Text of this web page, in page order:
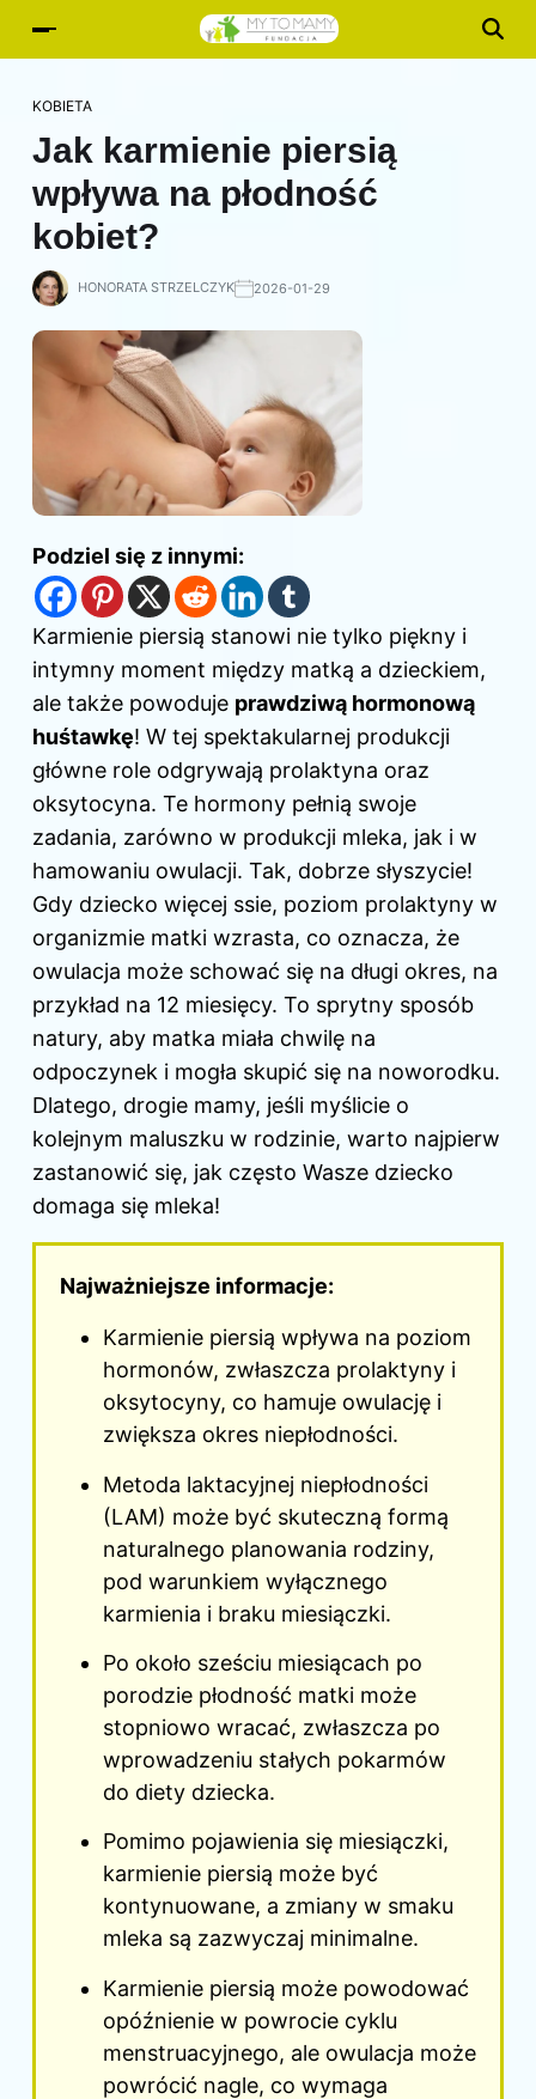
KOBIETA
Jak karmienie piersią
wpływa na płodność
kobiet?
HONORATA STRZELCZYK 2026-01-29
Podziel się z innymi:
Karmienie piersią stanowi nie tylko piękny i
intymny moment między matką a dzieckiem,
ale także powoduje prawdziwą hormonową
huśtawkę! W tej spektakularnej produkcji
główne role odgrywają prolaktyna oraz
oksytocyna. Te hormony pełnią swoje
zadania, zarówno w produkcji mleka, jak i w
hamowaniu owulacji. Tak, dobrze słyszycie!
Gdy dziecko więcej ssie, poziom prolaktyny w
organizmie matki wzrasta, co oznacza, że
owulacja może schować się na długi okres, na
przykład na 12 miesięcy. To sprytny sposób
natury, aby matka miała chwilę na
odpoczynek i mogła skupić się na noworodku.
Dlatego, drogie mamy, jeśli myślicie o
kolejnym maluszku w rodzinie, warto najpierw
zastanowić się, jak często Wasze dziecko
domaga się mleka!
Najważniejsze informacje:
Karmienie piersią wpływa na poziom
hormonów, zwłaszcza prolaktyny i
oksytocyny, co hamuje owulację i
zwiększa okres niepłodności.
Metoda laktacyjnej niepłodności
(LAM) może być skuteczną formą
naturalnego planowania rodziny,
pod warunkiem wyłącznego
karmienia i braku miesiączki.
Po około sześciu miesiącach po
porodzie płodność matki może
stopniowo wracać, zwłaszcza po
wprowadzeniu stałych pokarmów
do diety dziecka.
Pomimo pojawienia się miesiączki,
karmienie piersią może być
kontynuowane, a zmiany w smaku
mleka są zazwyczaj minimalne.
Karmienie piersią może powodować
opóźnienie w powrocie cyklu
menstruacyjnego, ale owulacja może
powrócić nagle, co wymaga